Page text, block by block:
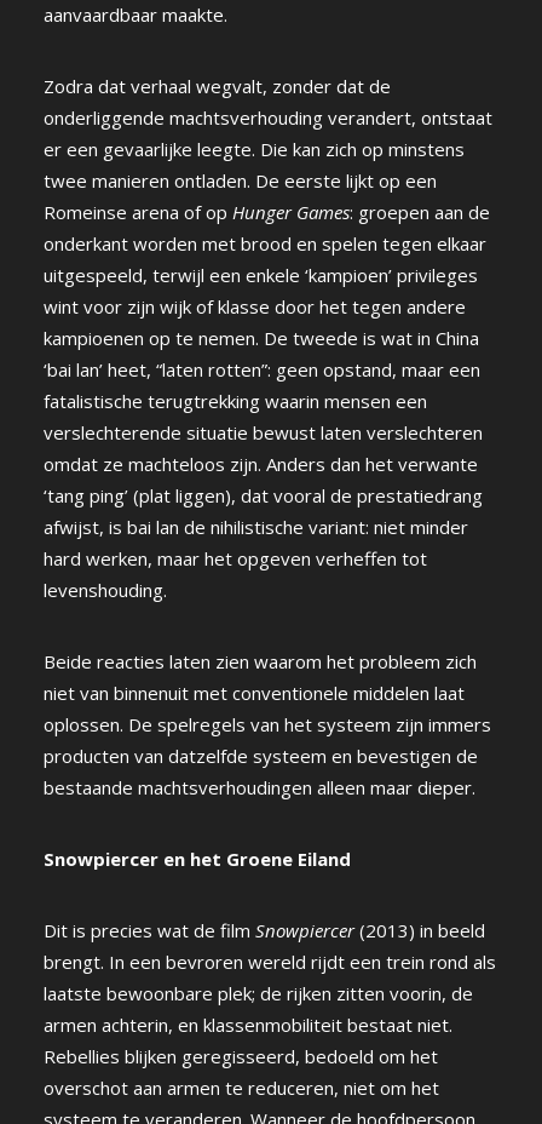
aanvaardbaar maakte.
Zodra dat verhaal wegvalt, zonder dat de
onderliggende machtsverhouding verandert, ontstaat
er een gevaarlijke leegte. Die kan zich op minstens
twee manieren ontladen. De eerste lijkt op een
Romeinse arena of op Hunger Games: groepen aan de
onderkant worden met brood en spelen tegen elkaar
uitgespeeld, terwijl een enkele ‘kampioen’ privileges
wint voor zijn wijk of klasse door het tegen andere
kampioenen op te nemen. De tweede is wat in China
‘bai lan’ heet, “laten rotten”: geen opstand, maar een
fatalistische terugtrekking waarin mensen een
verslechterende situatie bewust laten verslechteren
omdat ze machteloos zijn. Anders dan het verwante
‘tang ping’ (plat liggen), dat vooral de prestatiedrang
afwijst, is bai lan de nihilistische variant: niet minder
hard werken, maar het opgeven verheffen tot
levenshouding.
Beide reacties laten zien waarom het probleem zich
niet van binnenuit met conventionele middelen laat
oplossen. De spelregels van het systeem zijn immers
producten van datzelfde systeem en bevestigen de
bestaande machtsverhoudingen alleen maar dieper.
Snowpiercer en het Groene Eiland
Dit is precies wat de film Snowpiercer(2013) in beeld
brengt. In een bevroren wereld rijdt een trein rond als
laatste bewoonbare plek; de rijken zitten voorin, de
armen achterin, en klassenmobiliteit bestaat niet.
Rebellies blijken geregisseerd, bedoeld om het
overschot aan armen te reduceren, niet om het
systeem te veranderen. Wanneer de hoofdpersoon